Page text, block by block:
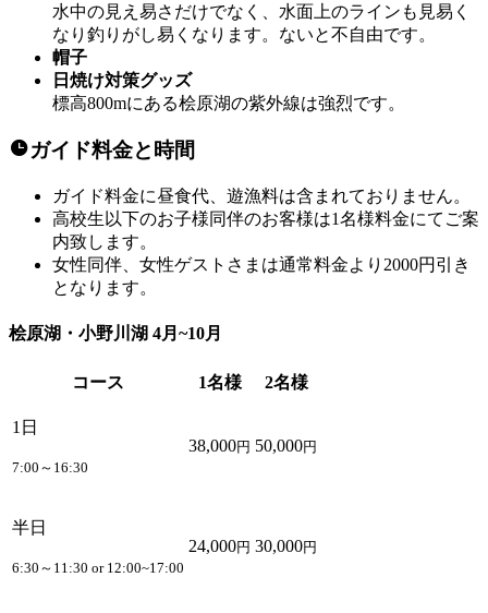
水中の見え易さだけでなく、水面上のラインも見易く
なり釣りがし易くなります。ないと不自由です。
帽子
日焼け対策グッズ
標高800mにある桧原湖の紫外線は強烈です。
ガイド料金と時間
ガイド料金に昼食代、遊漁料は含まれておりません。
高校生以下のお子様同伴のお客様は1名様料金にてご案
内致します。
女性同伴、女性ゲストさまは通常料金より2000円引き
となります。
桧原湖・小野川湖 4月~10月
コース 1名様 2名様
1日
7:00～16:30
38,000円 50,000円
半日
6:30～11:30 or 12:00~17:00
24,000円 30,000円